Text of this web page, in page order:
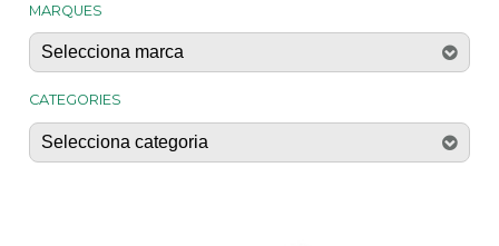
MARQUES
CATEGORIES